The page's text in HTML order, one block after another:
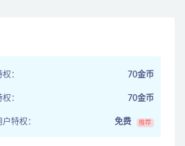
： 70金币
： 70金币
特权： 免费 推荐